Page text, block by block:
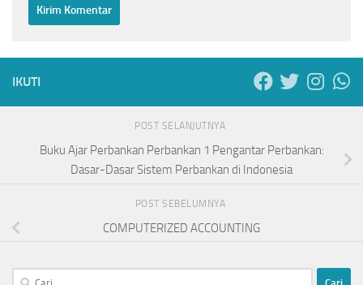
IKUTI
POST SELANJUTNYA
Buku Ajar Perbankan Perbankan 1 Pengantar Perbankan:
Dasar-Dasar Sistem Perbankan di Indonesia
POST SEBELUMNYA
COMPUTERIZED ACCOUNTING
Cari